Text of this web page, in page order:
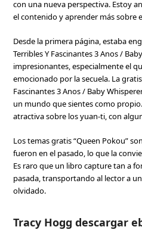
con una nueva perspectiva. Estoy
el contenido y aprender más sobre
Desde la primera página, estaba
Terribles Y Fascinantes 3 Anos /
impresionantes, especialmente el
emocionado por la secuela. La
Fascinantes 3 Anos / Baby
un mundo que sientes como
atractiva sobre los yuan-ti, con
Los temas gratis “Queen Pokou”
fueron en el pasado, lo que la
Es raro que un libro capture tan a
pasada, transportando al lector a
olvidado.
Tracy Hogg descargar